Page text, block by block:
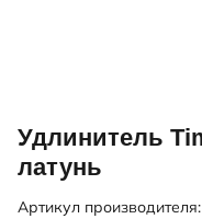
Удлинитель
латунь
Артикул производителя: